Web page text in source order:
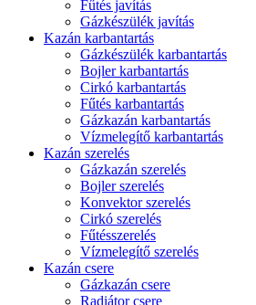
Fűtés javítás
Gázkészülék javítás
Kazán karbantartás
Gázkészülék karbantartás
Bojler karbantartás
Cirkó karbantartás
Fűtés karbantartás
Gázkazán karbantartás
Vízmelegítő karbantartás
Kazán szerelés
Gázkazán szerelés
Bojler szerelés
Konvektor szerelés
Cirkó szerelés
Fűtésszerelés
Vízmelegítő szerelés
Kazán csere
Gázkazán csere
Radiátor csere